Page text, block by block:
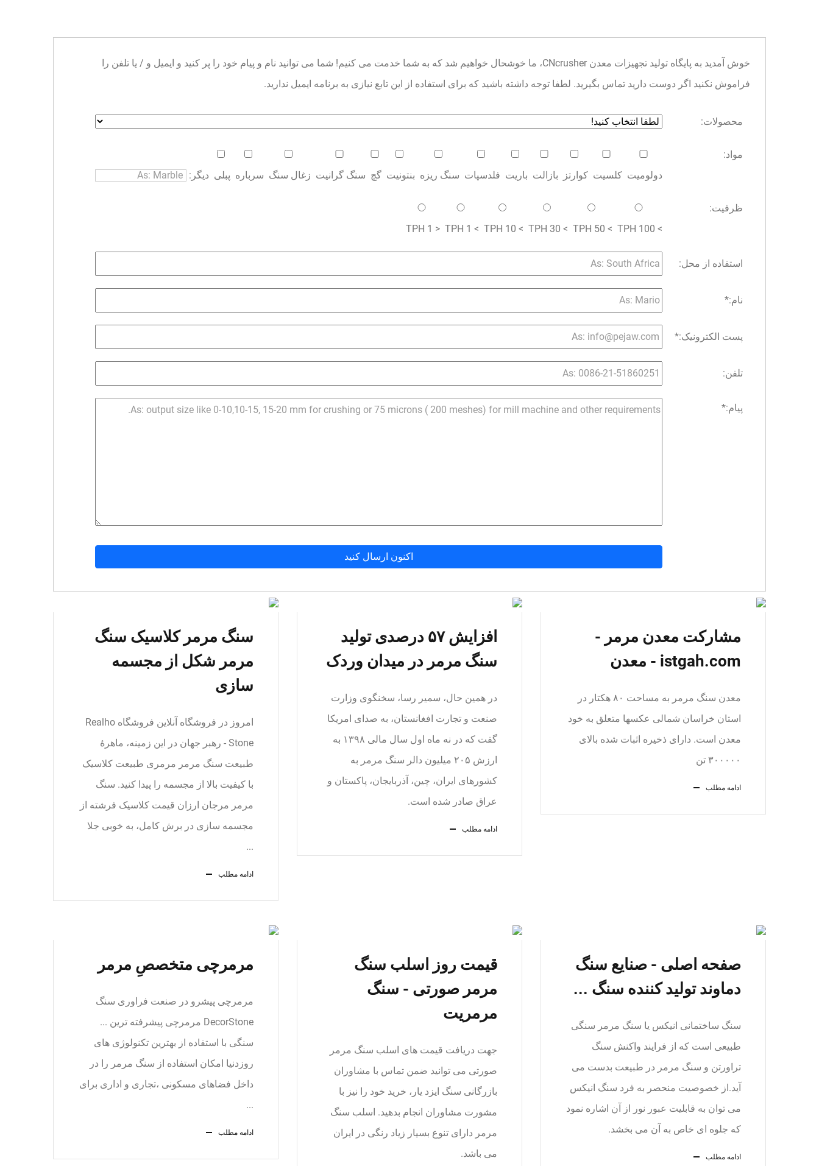
خوش آمدید به پایگاه تولید تجهیزات معدن CNcrusher، ما خوشحال خواهیم شد که به شما خدمت می کنیم! شما می توانید نام و پیام خود را پر کنید و ایمیل و / یا تلفن را
فراموش نکنید اگر دوست دارید تماس بگیرید. لطفا توجه داشته باشید که برای استفاده از این تابع نیازی به برنامه ایمیل ندارید.
محصولات:
مواد:
دولومیت کلسیت کوارتز بازالت باریت فلدسپات سنگ ریزه بنتونیت گچ سنگ گرانیت زغال سنگ سرباره پبلی دیگر:
ظرفیت:
> 100 TPH
> 50 TPH
> 30 TPH
> 10 TPH
> 1 TPH
< 1 TPH
استفاده از محل:
نام:*
پست الکترونیک:*
تلفن:
پیام:*
مشارکت معدن مرمر -
istgah.com - معدن
معدن سنگ مرمر به مساحت ۸۰ هکتار در
استان خراسان شمالی عکسها متعلق به خود
معدن است. دارای ذخیره اثبات شده بالای
۳۰۰۰۰۰ تن
ادامه مطلب
افزایش ۵۷ درصدی تولید
سنگ مرمر در میدان‌ وردک
در همین حال، سمیر رسا، سخنگوی وزارت
صنعت و تجارت افغانستان، به صدای امریکا
گفت که در نه ماه اول سال مالی ۱۳۹۸ به
ارزش ۲۰۵ میلیون دالر سنگ مرمر به
کشورهای ایران، چین، آذربایجان، پاکستان و
عراق صادر شده است.
ادامه مطلب
سنگ مرمر کلاسیک سنگ
مرمر شکل از مجسمه
سازی
امروز در فروشگاه آنلاین فروشگاه Realho
Stone - رهبر جهان در این زمینه، ماهرۀ
طبیعت سنگ مرمر مرمری طبیعت کلاسیک
با کیفیت بالا از مجسمه را پیدا کنید. سنگ
مرمر مرجان ارزان قیمت کلاسیک فرشته از
مجسمه سازی در برش کامل، به خوبی جلا
...
ادامه مطلب
صفحه اصلی - صنایع سنگ
دماوند تولید کننده سنگ ...
سنگ ساختمانی انیکس یا سنگ مرمر سنگی
طبیعی است که از فرایند واکنش سنگ
تراورتن و سنگ مرمر در طبیعت بدست می
آید.از خصوصیت منحصر به فرد سنگ انیکس
می توان به قابلیت عبور نور از آن اشاره نمود
که جلوه ای خاص به آن می بخشد.
ادامه مطلب
قیمت روز اسلب سنگ
مرمر صورتی - سنگ
مرمریت
جهت دریافت قیمت های اسلب سنگ مرمر
صورتی می توانید ضمن تماس با مشاوران
بازرگانی سنگ ایزد یار، خرید خود را نیز با
مشورت مشاوران انجام بدهید. اسلب سنگ
مرمر دارای تنوع بسیار زیاد رنگی در ایران
می باشد.
مرمرچی متخصصِ مرمر
مرمرچی پیشرو در صنعت فراوری سنگ
DecorStone مرمرچی پیشرفته ترین ...
سنگی با استفاده از بهترین تکنولوژی های
روزدنیا امکان استفاده از سنگ مرمر را در
داخل فضاهای مسکونی ،تجاری و اداری برای
...
ادامه مطلب